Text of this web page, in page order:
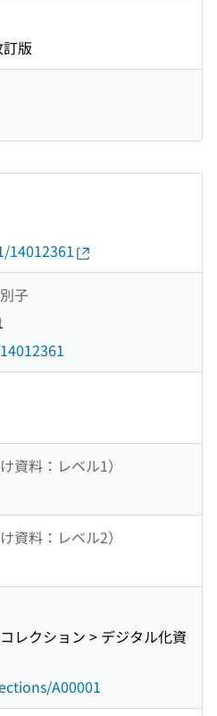
版
14012361
子
資料：レベル1）
資料：レベル2）
レクション > デジタル化資
A00001